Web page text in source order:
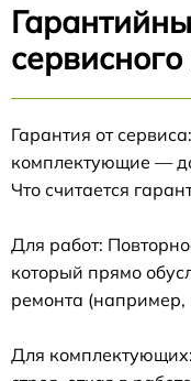
Гарантия от
комплектующие —
Что считается
Для работ:
который прямо
ремонта (например,
Для